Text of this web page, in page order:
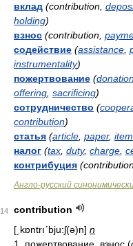
вклад (contribution,
holding)
взнос (contribution,
содействие (assistance
instrumentality)
пожертвование (
offering sacrificing)
сотрудничество (
contribution)
статья (article paper, item
налог (tax duty, charge
контрибуция
Англо-русский
14
contribution
[͵kɒntrıʹbju:ʃ(ə)n] n